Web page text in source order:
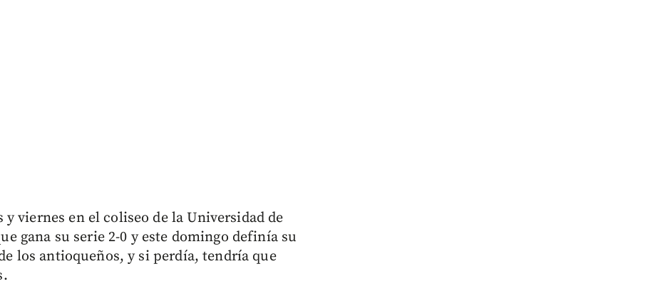
viernes en el coliseo de la Universidad de
gana su serie 2-0 y este domingo definía su
los antioqueños, y si perdía, tendría que